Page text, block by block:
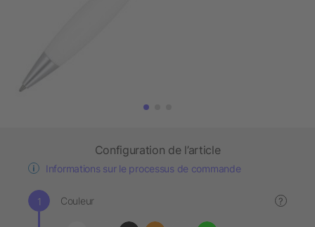
Configuration de l’article
Informations sur le processus de commande
Couleur ?